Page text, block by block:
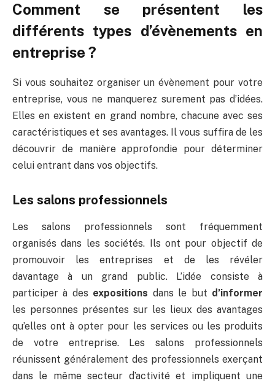
Comment se présentent les
différents types d’évènements en
entreprise ?
Si vous souhaitez organiser un évènement pour votre
entreprise, vous ne manquerez surement pas d’idées.
Elles en existent en grand nombre, chacune avec ses
caractéristiques et ses avantages. Il vous suffira de les
découvrir de manière approfondie pour déterminer
celui entrant dans vos objectifs.
Les salons professionnels
Les salons professionnels sont fréquemment
organisés dans les sociétés. Ils ont pour objectif de
promouvoir les entreprises et de les révéler
davantage à un grand public. L’idée consiste à
participer à des expositions dans le but d’informer
les personnes présentes sur les lieux des avantages
qu’elles ont à opter pour les services ou les produits
de votre entreprise. Les salons professionnels
réunissent généralement des professionnels exerçant
dans le même secteur d’activité et impliquent une